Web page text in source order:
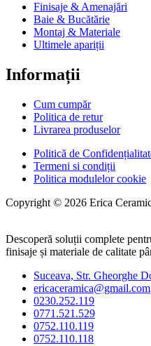
Finisaje & Amenajări
Baie & Bucătărie
Montaj & Materiale
Ultimele apariții
Informații
Cum cumpăr
Politica de retur
Livrarea produselor
Politică de
Termeni si condiții
Politica modulelor cookie
Copyright © 2026 Erica
Descoperă soluții complete
finisaje și materiale de calitate
Suceava, Str. Gheorghe
ericaceramica@gmail.com
0230.252.119
0771.521.529
0752.110.119
0752.110.118